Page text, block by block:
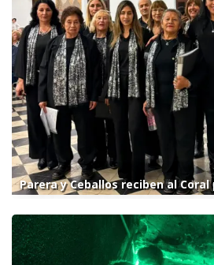
Parera y Ceballos reciben al Coral